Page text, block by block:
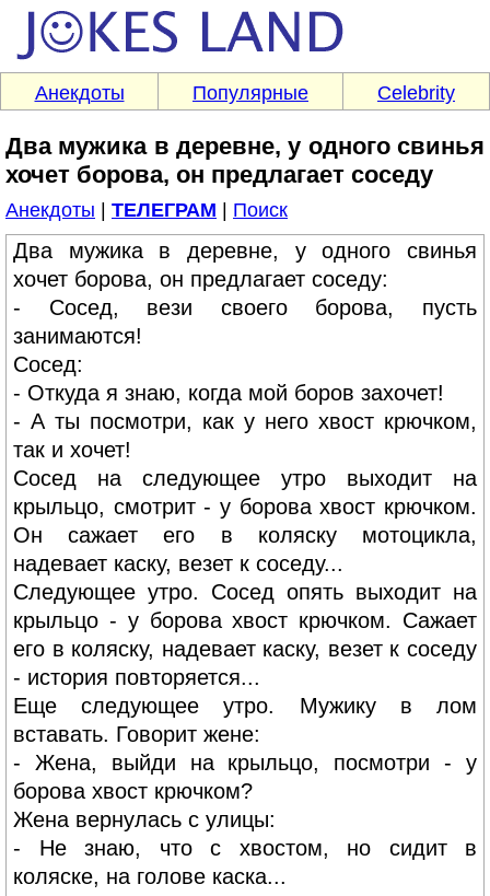
Анекдоты Популярные Celebrity
Два мужика в деревне, у одного свинья
хочет борова, он предлагает соседу
Анекдоты ТЕЛЕГРАМ Поиск
Два мужика в деревне, у одного свинья
хочет борова, он предлагает соседу:
- Сосед, вези своего борова, пусть
занимаются!
Сосед:
- Откуда я знаю, когда мой боров захочет!
- А ты посмотри, как у него хвост крючком,
так и хочет!
Сосед на следующее утро выходит на
крыльцо, смотрит - у борова хвост крючком.
Он сажает его в коляску мотоцикла,
надевает каску, везет к соседу...
Следующее утро. Сосед опять выходит на
крыльцо - у борова хвост крючком. Сажает
его в коляску, надевает каску, везет к соседу
- история повторяется...
Еще следующее утро. Мужику в лом
вставать. Говорит жене:
- Жена, выйди на крыльцо, посмотри - у
борова хвост крючком?
Жена вернулась с улицы:
- Не знаю, что с хвостом, но сидит в
коляске, на голове каска...